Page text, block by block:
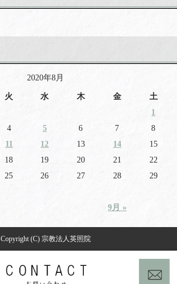
2020年8月
火 水 木 金 土
9月 »
1
4 5 6 7
8
11 12 13 14
15
18 19 20 21
22
25 26 27 28
29
Copyright (C) 宗教法人英照院